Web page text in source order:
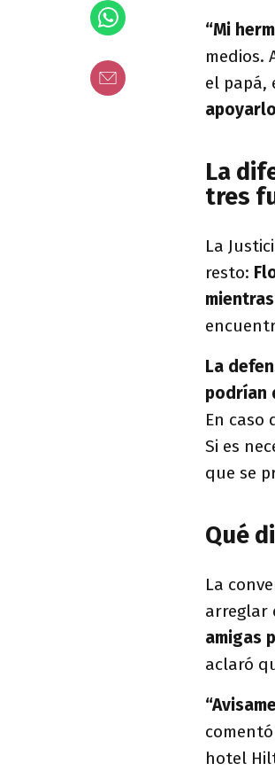
“Mi
medios.
el papá,
La
tres
La
resto:
La
podrían
En caso
Si es
que se
Qué
La
arreglar
amigas
aclaró
hotel